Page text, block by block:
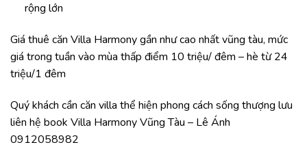
rộng lớn
Giá thuê căn Villa Harmony gần như cao nhất vũng tàu, mức
giá trong tuần vào mùa thấp điểm 10 triệu/ đêm – hè từ 24
triệu/1 đêm
Quý khách cần căn villa thể hiện phong cách sống thượng lưu
liên hệ book Villa Harmony Vũng Tàu – Lê Ánh
0912058982